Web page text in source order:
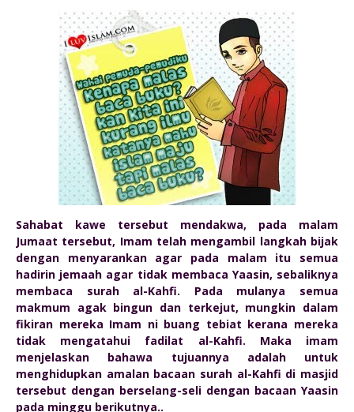
Sahabat kawe tersebut mendakwa, pada malam
Jumaat tersebut, Imam telah mengambil langkah bijak
dengan menyarankan agar pada malam itu semua
hadirin jemaah agar tidak membaca Yaasin, sebaliknya
membaca surah al-Kahfi. Pada mulanya semua
makmum agak bingun dan terkejut, mungkin dalam
fikiran mereka Imam ni buang tebiat kerana mereka
tidak mengatahui fadilat al-Kahfi. Maka imam
menjelaskan bahawa tujuannya adalah untuk
menghidupkan amalan bacaan surah al-Kahfi di masjid
tersebut dengan berselang-seli dengan bacaan Yaasin
pada minggu berikutnya..